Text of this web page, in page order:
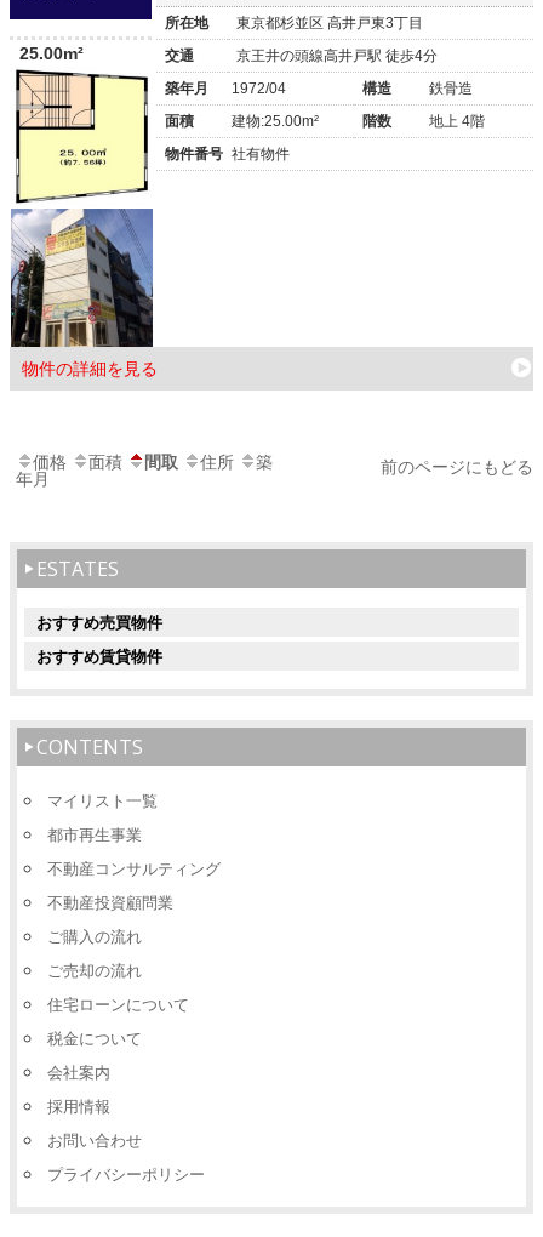
25.00m²
物件の詳細を見る
所在地
東京都杉並区 高井戸東3丁目
交通
京王井の頭線高井戸駅 徒歩4分
築年月
1972/04 構造
鉄骨造
面積
建物:25.00m² 階数
地上 4階
物件番号 社有物件
価格 面積 間取 住所
築
年月
前のページにもどる
ESTATES
おすすめ売買物件
おすすめ賃貸物件
CONTENTS
マイリスト一覧
都市再生事業
不動産コンサルティング
不動産投資顧問業
ご購入の流れ
ご売却の流れ
住宅ローンについて
税金について
会社案内
採用情報
お問い合わせ
プライバシーポリシー